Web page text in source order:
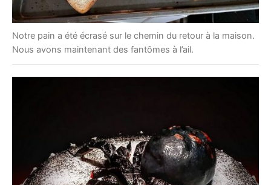
Notre pain a été écrasé sur le chemin du retour à la maison.
Nous avons maintenant des fantômes à l’ail.